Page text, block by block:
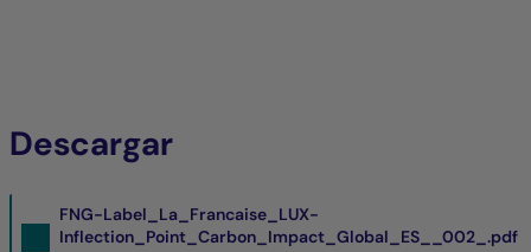
Descargar
FNG-Label_La_Francaise_LUX-
Inflection_Point_Carbon_Impact_Global_ES__002_.pdf